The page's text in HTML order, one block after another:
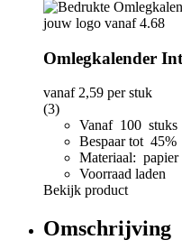
Omlegkalender
vanaf2,59 per stuk
(3)
Vanaf 100 stuks
Bespaar tot 45%
Materiaal: papier
Voorraad laden
Bekijk product
Omschrijving